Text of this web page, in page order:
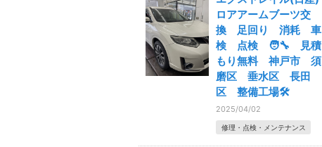
ロアアームブーツ交
換 足回り 消耗 車
検 点検 🧑‍🔧 見積
もり無料 神戸市 須
磨区 垂水区 長田
区 整備工場🛠️
2025/04/02
修理・点検・メンテナンス